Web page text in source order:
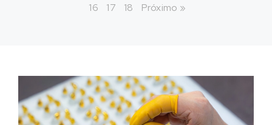
16
17 18 Próximo »